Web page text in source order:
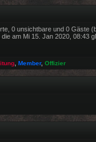
0 unsichtbare und 0 Gäste
am Mi 15. Jan 2020, 08:43
Member, Offizier